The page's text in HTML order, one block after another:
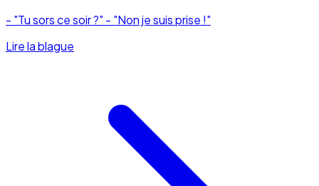
- "Tu sors ce soir ?" - "Non je suis prise !"
Lire la blague